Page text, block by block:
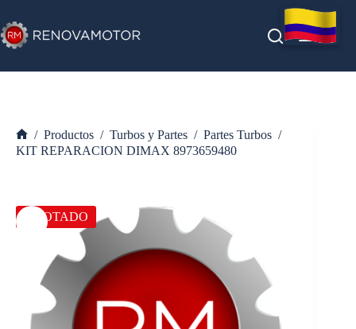
al
contenido
Inicio
/ Productos / Turbos y Partes / Partes Turbos /
KIT REPARACION DIMAX 8973659480
AGOTADO